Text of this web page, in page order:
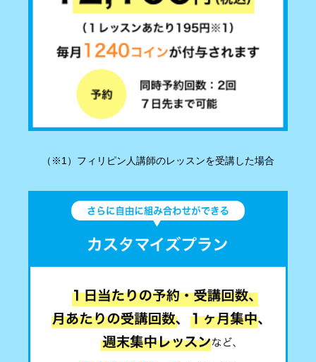
（※1）フィリピン人講師のレッスンを受講した場合